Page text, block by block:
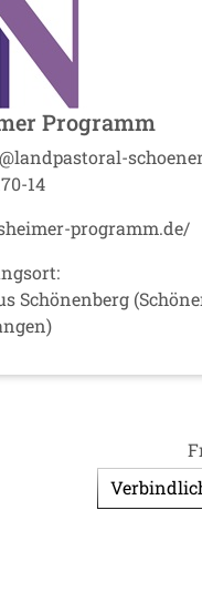
Programm
14
programm.de/
Schönenberg